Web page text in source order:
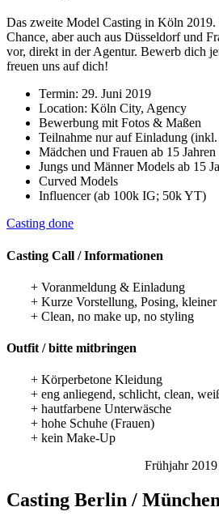
Das zweite Model Casting in Köln
Chance, aber auch aus Düsseldorf und
vor, direkt in der Agentur. Bewerb dich
freuen uns auf dich!
Termin: 29. Juni 2019
Location: Köln City, Agency
Bewerbung mit Fotos & Maßen
Teilnahme nur auf Einladung
Mädchen und Frauen ab 15 Jahren
Jungs und Männer Models ab 15
Curved Models
Influencer (ab 100k IG; 50k YT)
Casting done
Casting Call / Informationen
+ Voranmeldung & Einladung
+ Kurze Vorstellung, Posing,
+ Clean, no make up, no styling
Outfit / bitte mitbringen
+ Körperbetone Kleidung
+ eng anliegend, schlicht, clean,
+ hautfarbene Unterwäsche
+ hohe Schuhe (Frauen)
+ kein Make-Up
Frühjahr 2019
Casting Berlin /